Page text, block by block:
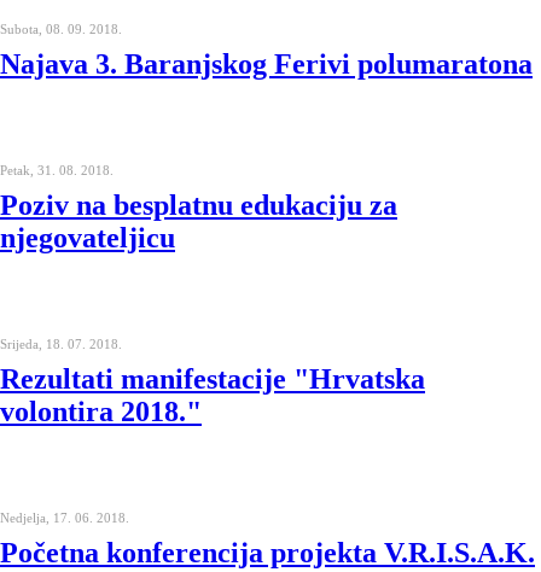
Subota, 08. 09. 2018.
Najava 3. Baranjskog Ferivi polumaratona
Petak, 31. 08. 2018.
Poziv na besplatnu edukaciju za
njegovateljicu
Srijeda, 18. 07. 2018.
Rezultati manifestacije "Hrvatska
volontira 2018."
Nedjelja, 17. 06. 2018.
Početna konferencija projekta V.R.I.S.A.K.